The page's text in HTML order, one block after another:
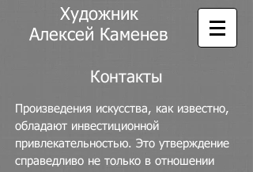
Художник
Алексей Каменев
Контакты
Произведения искусства, как известно,
обладают инвестиционной
привлекательностью. Это утверждение
справедливо не только в отношении